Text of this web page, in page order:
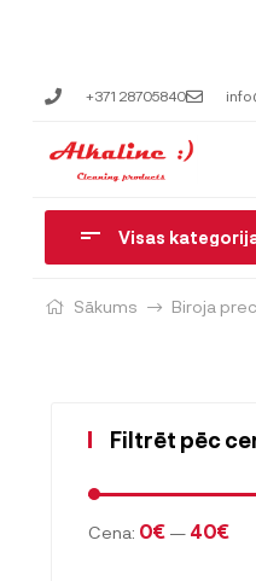
+371 28705840
Visas
Sākums Biroja
Filtrēt pēc
Cena: 0€ — 40€